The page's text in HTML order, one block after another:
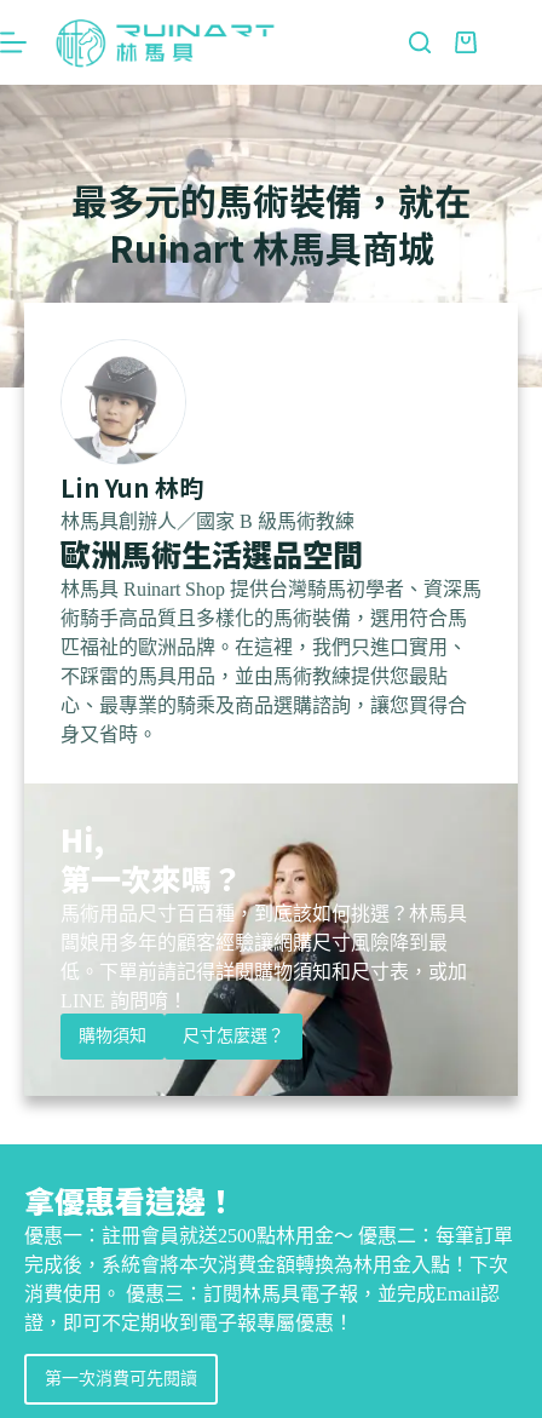
最多元的馬術裝備，就在
Ruinart 林馬具商城
Lin Yun 林昀
林馬具創辦人／國家 B 級馬術教練
歐洲馬術生活選品空間
林馬具 Ruinart Shop 提供台灣騎馬初學者、資深馬
術騎手高品質且多樣化的馬術裝備，選用符合馬
匹福祉的歐洲品牌。在這裡，我們只進口實用、
不踩雷的馬具用品，並由馬術教練提供您最貼
心、最專業的騎乘及商品選購諮詢，讓您買得合
身又省時。
Hi,
第一次來嗎？
馬術用品尺寸百百種，到底該如何挑選？林馬具
闆娘用多年的顧客經驗讓網購尺寸風險降到最
低。下單前請記得詳閱購物須知和尺寸表，或加
LINE 詢問唷！
購物須知 尺寸怎麼選？
拿優惠看這邊！
優惠一：註冊會員就送2500點林用金～ 優惠二：每筆訂單
完成後，系統會將本次消費金額轉換為林用金入點！下次
消費使用。 優惠三：訂閱林馬具電子報，並完成Email認
證，即可不定期收到電子報專屬優惠！
第一次消費可先閱讀